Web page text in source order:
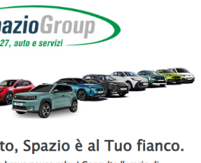
50 litri
4
1800 kg
1411 kg
1100 kg